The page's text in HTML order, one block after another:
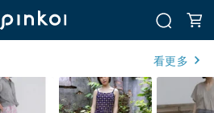
看更多